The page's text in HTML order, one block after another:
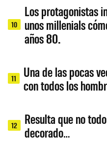
10
Los protagonistas
unos millenials
años 80.
11
Una de las pocas
con todos los
12
Resulta que no
decorado…